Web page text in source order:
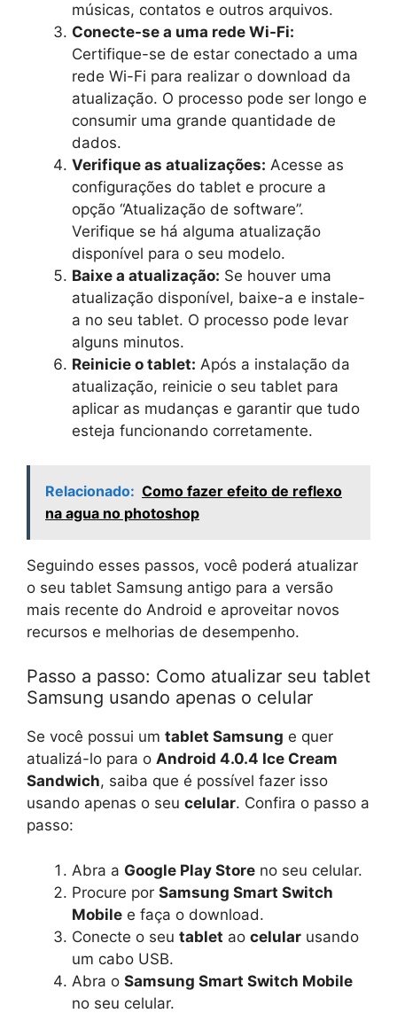
músicas, contatos e outros arquivos.
Conecte-se a uma rede Wi-Fi:
Certifique-se de estar conectado a uma
rede Wi-Fi para realizar o download da
atualização. O processo pode ser longo e
consumir uma grande quantidade de
dados.
Verifique as atualizações: Acesse as
configurações do tablet e procure a
opção “Atualização de software”.
Verifique se há alguma atualização
disponível para o seu modelo.
Baixe a atualização: Se houver uma
atualização disponível, baixe-a e instale-
a no seu tablet. O processo pode levar
alguns minutos.
Reinicie o tablet: Após a instalação da
atualização, reinicie o seu tablet para
aplicar as mudanças e garantir que tudo
esteja funcionando corretamente.
Relacionado: Como fazer efeito de reflexo
na agua no photoshop
Seguindo esses passos, você poderá atualizar
o seu tablet Samsung antigo para a versão
mais recente do Android e aproveitar novos
recursos e melhorias de desempenho.
Passo a passo: Como atualizar seu tablet
Samsung usando apenas o celular
Se você possui um tablet Samsung e quer
atualizá-lo para o Android 4.0.4 Ice Cream
Sandwich, saiba que é possível fazer isso
usando apenas o seu celular. Confira o passo a
passo:
Abra a Google Play Store no seu celular.
Procure por Samsung Smart Switch
Mobile e faça o download.
Conecte o seu tablet ao celular usando
um cabo USB.
Abra o Samsung Smart Switch Mobile
no seu celular.